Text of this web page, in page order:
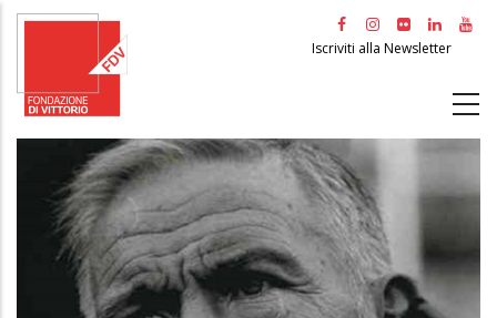
Salta
principale
Iscriviti alla Newsletter